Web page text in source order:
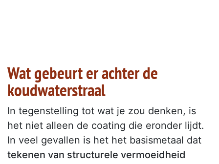
Wat gebeurt er achter de
koudwaterstraal
In tegenstelling tot wat je zou denken, is
het niet alleen de coating die eronder lijdt.
In veel gevallen is het het basismetaal dat
tekenen van structurele vermoeidheid